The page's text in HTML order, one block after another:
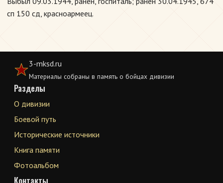
сп 150 сд, красноармеец.
3-mksd.ru
Материалы собраны в память о бойцах дивизии
Разделы
О дивизии
Боевой путь
Исторические источники
Книга памяти
Фотоальбом
Контакты